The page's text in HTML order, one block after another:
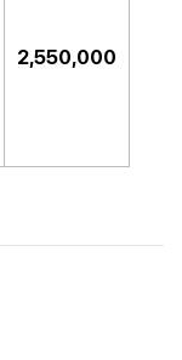
2,550,000